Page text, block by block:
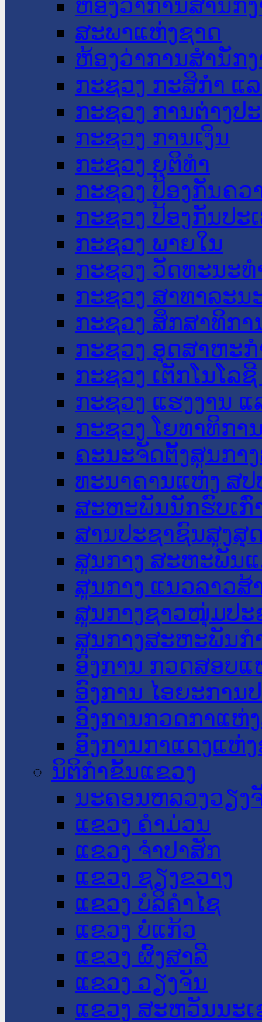
ຫ້ອງວ່າການສໍານັກ
ສະພາແຫ່ງຊາດ
ຫ້ອງວ່າການສຳນັກ
ກະຊວງ ກະສິກຳ ແ
ກະຊວງ ການຕ່າງປ
ກະຊວງ ການເງິນ
ກະຊວງ ຍຸຕິທໍາ
ກະຊວງ ປ້ອງກັນຄວ
ກະຊວງ ປ້ອງກັນປະ
ກະຊວງ ພາຍໃນ
ກະຊວງ ວັດທະນະ
ກະຊວງ ສາທາລະນ
ກະຊວງ ສຶກສາທິກາ
ກະຊວງ ອຸດສາຫະ
ກະຊວງ ເຕັກໂນໂລ
ກະຊວງ ແຮງງານ
ກະຊວງ ໂຍທາທິກາ
ຄະນະຈັດຕັ້ງສູນກາ
ທະນາຄານແຫ່ງ ສປ
ສະຫະພັນນັກຮົບເກົ່
ສານປະຊາຊົນສູງສຸ
ສູນກາງ ສະຫະພັນ
ສູນກາງ ແນວລາວສ້
ສູນກາງຊາວໜຸ່ມປະ
ສູນກາງສະຫະພັນກ
ອົງການ ກວດສອບແ
ອົງການ ໄອຍະການ
ອົງການກວດກາແຫ່
ອົງການກາແດງແຫ່
ນິຕິກໍາຂັ້ນແຂວງ
ນະ​ຄອນ​ຫລວງວຽງ
ແຂວງ ຄໍາມ່ວນ
ແຂວງ ຈໍາປາສັກ
ແຂວງ ຊຽງຂວາງ
ແຂວງ ບໍລິຄໍາໄຊ
ແຂວງ ບໍ່ແກ້ວ
ແຂວງ ຜົ້ງສາລີ
ແຂວງ ວຽງຈັນ
ແຂວງ ສະຫວັນນະ